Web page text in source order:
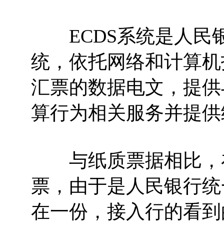
ECDS系统是人民
统，依托网络和计算
汇票的数据电文，提
算行为相关服务并提
与纸质票据相比，
票，由于是人民银行
在一份，接入行的看